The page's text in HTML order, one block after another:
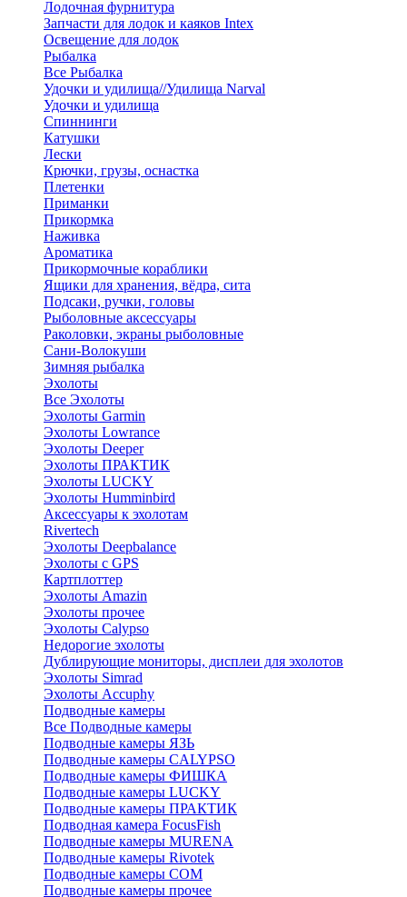
Лодочная фурнитура
Запчасти для лодок и каяков Intex
Освещение для лодок
Рыбалка
Все Рыбалка
Удочки и удилища//Удилища Narval
Удочки и удилища
Спиннинги
Катушки
Лески
Крючки, грузы, оснастка
Плетенки
Приманки
Прикормка
Наживка
Ароматика
Прикормочные кораблики
Ящики для хранения, вёдра, сита
Подсаки, ручки, головы
Рыболовные аксессуары
Раколовки, экраны рыболовные
Сани-Волокуши
Зимняя рыбалка
Эхолоты
Все Эхолоты
Эхолоты Garmin
Эхолоты Lowrance
Эхолоты Deeper
Эхолоты ПРАКТИК
Эхолоты LUCKY
Эхолоты Humminbird
Аксессуары к эхолотам
Rivertech
Эхолоты Deepbalance
Эхолоты с GPS
Картплоттер
Эхолоты Amazin
Эхолоты прочее
Эхолоты Calypso
Недорогие эхолоты
Дублирующие мониторы, дисплеи для эхолотов
Эхолоты Simrad
Эхолоты Accuphy
Подводные камеры
Все Подводные камеры
Подводные камеры ЯЗЬ
Подводные камеры CALYPSO
Подводные камеры ФИШКА
Подводные камеры LUCKY
Подводные камеры ПРАКТИК
Подводная камера FocusFish
Подводные камеры MURENA
Подводные камеры Rivotek
Подводные камеры СОМ
Подводные камеры прочее